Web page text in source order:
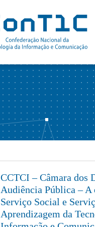
CCTCI – Câmara dos
Audiência Pública – A
Serviço Social e
Aprendizagem da